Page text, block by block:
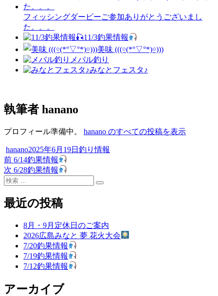
フィッシングダービーご参加ありがとうございまし
た。。。
11/3釣果情報
美味 (((￮(*°▽°*)￮)))
メバル釣り
みなとフェスタ♪
執筆者 hanano
プロフィール準備中。 hanano のすべての投稿を表示
投
稿
者
hanano投
稿
日:
2025年6月19日 カ
釣り情報
投
稿
ビ
ン
前 過
去
の
稿:
6/14釣果情報
次 次
の
稿:
6/28釣果情報
検
対
象:
検
最近の投稿
8月・9月定休日のご案内
2026広島みなと 夢 花火大会
7/20釣果情報
7/19釣果情報
7/12釣果情報
アーカイブ